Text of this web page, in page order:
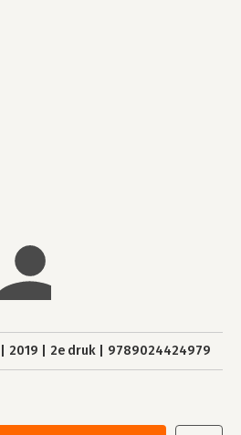
2019 2e druk 9789024424979